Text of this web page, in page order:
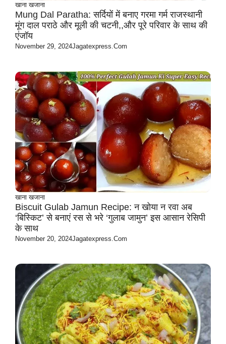
खाना खजाना
Mung Dal Paratha: सर्दियों में बनाए गरमा गर्म राजस्थानी
मूंग दाल पराठे और मूली की चटनी,,और पूरे परिवार के साथ की
एंजॉय
November 29, 2024Jagatexpress.com
खाना खजाना
Biscuit Gulab Jamun Recipe: न खोया न रवा अब
‘बिस्किट’ से बनाएं रस से भरे ‘गुलाब जामुन’ इस आसान रेसिपी
के साथ
November 20, 2024Jagatexpress.com